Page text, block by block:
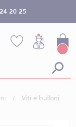
20 25
Viti e bulloni